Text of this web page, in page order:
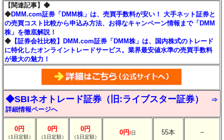
【関連記事】◆
◆DMM.com証券「DMM株」は、売買手数料が安い！ 大手ネット証券と
の売買コスト比較から申込み方法、お得なキャンペーン情報まで「DMM
株」を徹底解説！
◆ 【証券会社比較】DMM.com証券「DMM株」は、国内株式のトレード
に特化したオンライントレードサービス。業界最安値水準の売買手数料
が最大の魅力！
◆SBIネオトレード証券（旧:ライブスター証券）
⇒
詳細情報ページへ
0円
（1日定額）
0円
（1日定額）
0円
（1日定額）
0円/日 55本 －